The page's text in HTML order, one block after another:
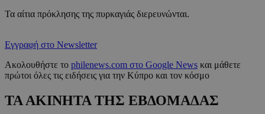
Τα αίτια πρόκλησης της πυρκαγιάς διερευνώνται.
Εγγραφή στο Newsletter
Ακολουθήστε το philenews.com στο Google News και μάθετε
πρώτοι όλες τις ειδήσεις για την Κύπρο και τον κόσμο
ΤΑ ΑΚΙΝΗΤΑ ΤΗΣ ΕΒΔΟΜΑΔΑΣ